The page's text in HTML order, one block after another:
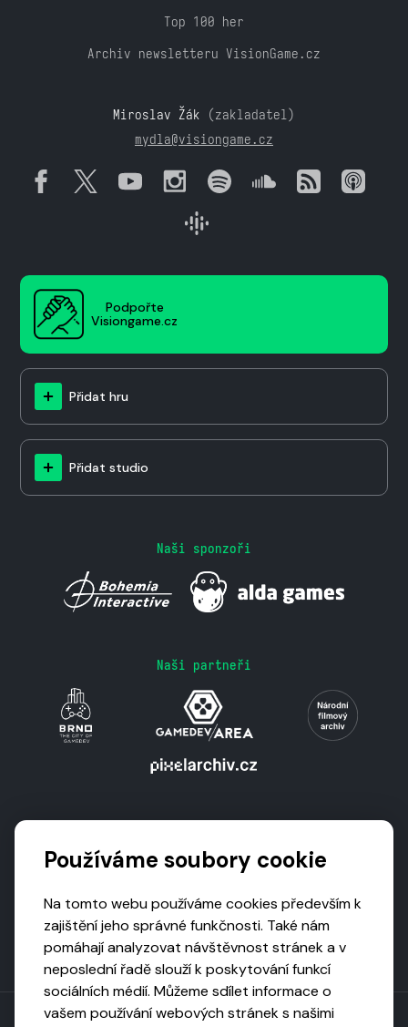
Top 100 her
Archiv newsletteru VisionGame.cz
Miroslav Žák (zakladatel)
mydla@visiongame.cz
Podpořte
Visiongame.cz
Přidat hru
Přidat studio
Naši sponzoři
Naši partneři
Používáme soubory cookie
Na tomto webu používáme cookies především k
zajištění jeho správné funkčnosti. Také nám
pomáhají analyzovat návštěvnost stránek a v
neposlední řadě slouží k poskytování funkcí
sociálních médií. Můžeme sdílet informace o
vašem používání webových stránek s našimi